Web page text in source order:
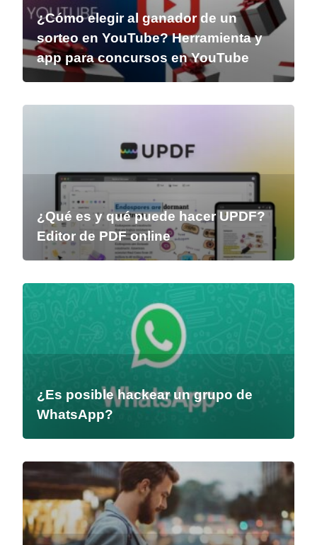
¿Cómo elegir al ganador de un
sorteo en YouTube? Herramienta y
app para concursos en YouTube
¿Qué es y qué puede hacer UPDF?
Editor de PDF online
¿Es posible hackear un grupo de
WhatsApp?